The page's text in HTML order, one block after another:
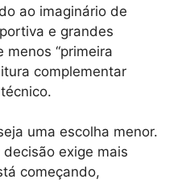
ao imaginário de
e grandes
menos “primeira
complementar
uma escolha menor.
exige mais
começando,